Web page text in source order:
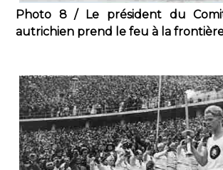
Photo 8 / Le président du
autrichien prend le feu à la